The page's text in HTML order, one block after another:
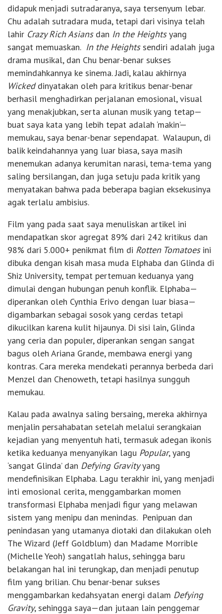
didapuk menjadi sutradaranya, saya tersenyum lebar.
Chu adalah sutradara muda, tetapi dari visinya telah
lahir Crazy Rich Asiansdan In the Heightsyang
sangat memuaskan. In the Heightssendiri adalah juga
drama musikal, dan Chu benar-benar sukses
memindahkannya ke sinema. Jadi, kalau akhirnya
Wickeddinyatakan oleh para kritikus benar-benar
berhasil menghadirkan perjalanan emosional, visual
yang menakjubkan, serta alunan musik yang tetap—
buat saya kata yang lebih tepat adalah ‘makin’—
memukau, saya benar-benar sependapat. Walaupun, di
balik keindahannya yang luar biasa, saya masih
menemukan adanya kerumitan narasi, tema-tema yang
saling bersilangan, dan juga setuju pada kritik yang
menyatakan bahwa pada beberapa bagian eksekusinya
agak terlalu ambisius.
Film yang pada saat saya menuliskan artikel ini
mendapatkan skor agregat 89% dari 242 kritikus dan
98% dari 5.000+ penikmat film di Rotten Tomatoesini
dibuka dengan kisah masa muda Elphaba dan Glinda di
Shiz University, tempat pertemuan keduanya yang
dimulai dengan hubungan penuh konflik. Elphaba—
diperankan oleh Cynthia Erivo dengan luar biasa—
digambarkan sebagai sosok yang cerdas tetapi
dikucilkan karena kulit hijaunya. Di sisi lain, Glinda
yang ceria dan populer, diperankan sengan sangat
bagus oleh Ariana Grande, membawa energi yang
kontras. Cara mereka mendekati perannya berbeda dari
Menzel dan Chenoweth, tetapi hasilnya sungguh
memukau.
Kalau pada awalnya saling bersaing, mereka akhirnya
menjalin persahabatan setelah melalui serangkaian
kejadian yang menyentuh hati, termasuk adegan ikonis
ketika keduanya menyanyikan lagu Popular, yang
‘sangat Glinda’ dan Defying Gravityyang
mendefinisikan Elphaba. Lagu terakhir ini, yang menjadi
inti emosional cerita, menggambarkan momen
transformasi Elphaba menjadi figur yang melawan
sistem yang menipu dan menindas. Penipuan dan
penindasan yang utamanya diotaki dan dilakukan oleh
The Wizard (Jeff Goldblum) dan Madame Morrible
(Michelle Yeoh) sangatlah halus, sehingga baru
belakangan hal ini terungkap, dan menjadi penutup
film yang brilian. Chu benar-benar sukses
menggambarkan kedahsyatan energi dalam Defying
Gravity, sehingga saya—dan jutaan lain penggemar